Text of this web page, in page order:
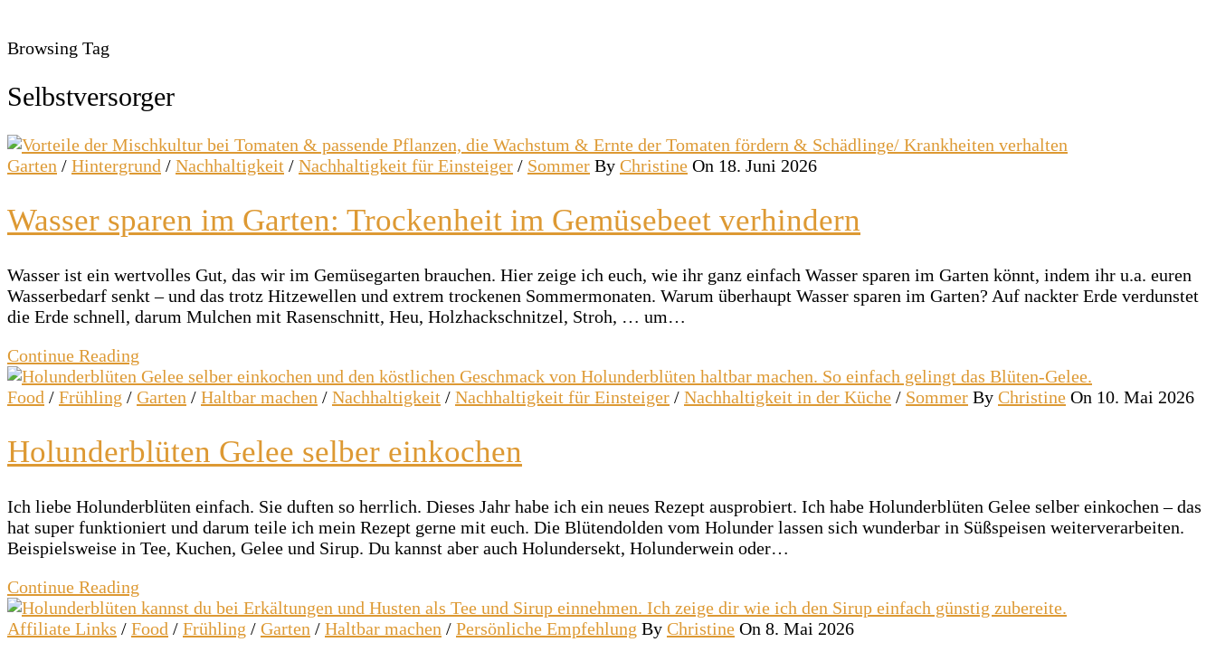
Browsing Tag
Selbstversorger
Garten / Hintergrund / Nachhaltigkeit / Nachhaltigkeit für Einsteiger / Sommer By Christine On 18. Juni 2026
Wasser sparen im Garten: Trockenheit im Gemüsebeet verhindern
Wasser ist ein wertvolles Gut, das wir im Gemüsegarten brauchen. Hier zeige ich euch, wie ihr ganz einfach Wasser sparen im Garten könnt, indem ihr u.a. euren
Wasserbedarf senkt – und das trotz Hitzewellen und extrem trockenen Sommermonaten. Warum überhaupt Wasser sparen im Garten? Auf nackter Erde verdunstet
die Erde schnell, darum Mulchen mit Rasenschnitt, Heu, Holzhackschnitzel, Stroh, … um…
Continue Reading
Food / Frühling / Garten / Haltbar machen / Nachhaltigkeit / Nachhaltigkeit für Einsteiger / Nachhaltigkeit in der Küche / Sommer By Christine On 10. Mai 2026
Holunderblüten Gelee selber einkochen
Ich liebe Holunderblüten einfach. Sie duften so herrlich. Dieses Jahr habe ich ein neues Rezept ausprobiert. Ich habe Holunderblüten Gelee selber einkochen – das
hat super funktioniert und darum teile ich mein Rezept gerne mit euch. Die Blütendolden vom Holunder lassen sich wunderbar in Süßspeisen weiterverarbeiten.
Beispielsweise in Tee, Kuchen, Gelee und Sirup. Du kannst aber auch Holundersekt, Holunderwein oder…
Continue Reading
Affiliate Links / Food / Frühling / Garten / Haltbar machen / Persönliche Empfehlung By Christine On 8. Mai 2026